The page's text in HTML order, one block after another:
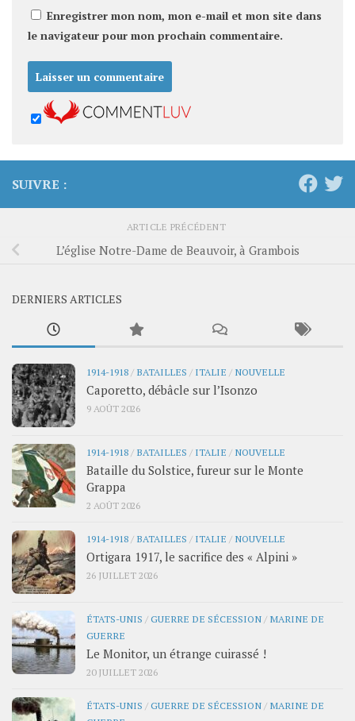
Enregistrer mon nom, mon e-mail et mon site dans
le navigateur pour mon prochain commentaire.
SUIVRE :
ARTICLE PRÉCÉDENT
L’église Notre-Dame de Beauvoir, à Grambois
DERNIERS ARTICLES
1914-1918 / BATAILLES / ITALIE / NOUVELLE
Caporetto, débâcle sur l’Isonzo
9 AOÛT 2026
1914-1918 / BATAILLES / ITALIE / NOUVELLE
Bataille du Solstice, fureur sur le Monte
Grappa
2 AOÛT 2026
1914-1918 / BATAILLES / ITALIE / NOUVELLE
Ortigara 1917, le sacrifice des « Alpini »
26 JUILLET 2026
ÉTATS-UNIS /GUERRE DE SÉCESSION / MARINE DE
GUERRE
Le Monitor, un étrange cuirassé !
20 JUILLET 2026
ÉTATS-UNIS /GUERRE DE SÉCESSION / MARINE DE